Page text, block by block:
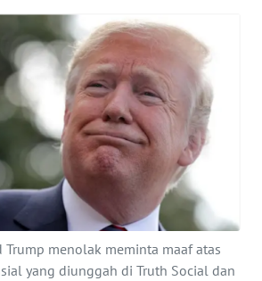
Trump menolak meminta maaf atas
yang diunggah di Truth Social dan